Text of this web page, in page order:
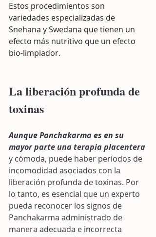
Estos procedimientos son
variedades especializadas de
Snehana y Swedana que tienen un
efecto más nutritivo que un efecto
bio-limpiador.
La liberación profunda de
toxinas
Aunque Panchakarma es en su
mayor parte una terapia placentera
y cómoda, puede haber períodos de
incomodidad asociados con la
liberación profunda de toxinas. Por
lo tanto, es esencial que un experto
pueda reconocer los signos de
Panchakarma administrado de
manera adecuada e incorrecta